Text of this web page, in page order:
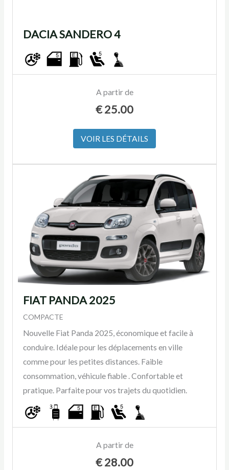
DACIA SANDERO 4
A partir de
€25.00
VOIR LES DÉTAILS
FIAT PANDA 2025
COMPACTE
Nouvelle Fiat Panda 2025, économique et facile à
conduire. Idéale pour les déplacements en ville
comme pour les petites distances. Faible
consommation, véhicule fiable . Confortable et
pratique. Parfaite pour vos trajets du quotidien.
A partir de
€28.00